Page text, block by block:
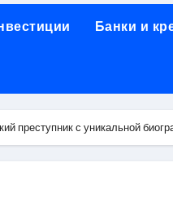
лотков для
этапы строительства,
информация о
Банки и
преступник с уникальной